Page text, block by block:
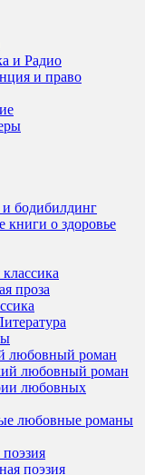
и Радио
и право
и бодибилдинг
книги о здоровье
проза
любовный роман
любовный роман
любовных
любовные романы
поэзия